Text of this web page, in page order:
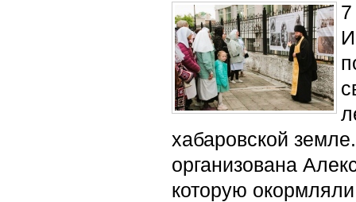
хабаровской
организована
которую